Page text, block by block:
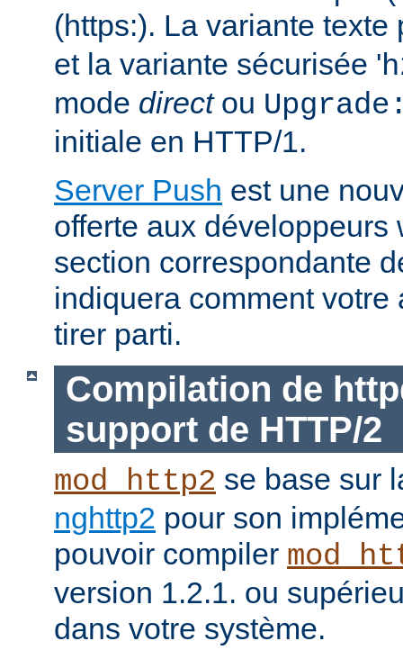
(https:). La variante texte
et la variante sécurisée '
mode directou
initiale en HTTP/1.
Server Push est une
offerte aux développeurs
section correspondante
indiquera comment
tirer parti.
Compilation de
support de HTTP/2
mod_http2 se base sur
nghttp2 pour son
pouvoir compiler
version 1.2.1. ou
dans votre système.